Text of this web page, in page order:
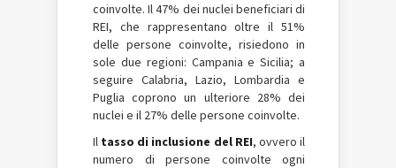
coinvolte. Il 47% dei nuclei beneficiari di
REI, che rappresentano oltre il 51%
delle persone coinvolte, risiedono in
sole due regioni: Campania e Sicilia; a
seguire Calabria, Lazio, Lombardia e
Puglia coprono un ulteriore 28% dei
nuclei e il 27% delle persone coinvolte.
Il tasso di inclusione del REI, ovvero il
numero di persone coinvolte ogni